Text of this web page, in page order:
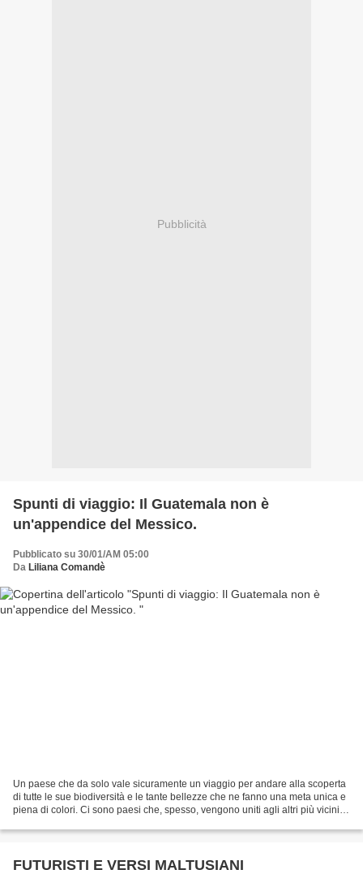
Pubblicità
Spunti di viaggio: Il Guatemala non è
un'appendice del Messico.
Pubblicato su 30/01/AM 05:00
Da Liliana Comandè
Un paese che da solo vale sicuramente un viaggio per andare alla scoperta
di tutte le sue biodiversità e le tante bellezze che ne fanno una meta unica e
piena di colori. Ci sono paesi che, spesso, vengono uniti agli altri più vicini
FUTURISTI E VERSI MALTUSIANI